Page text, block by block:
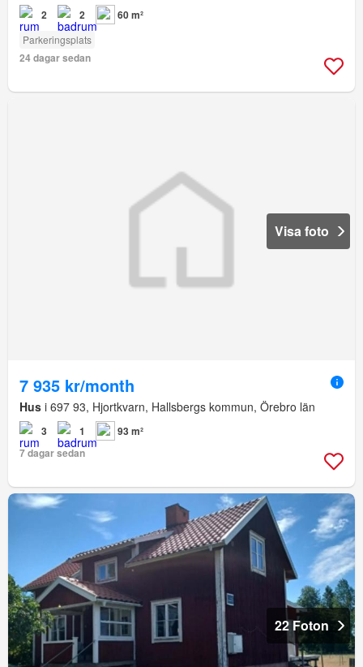
2 2 60 m²
Parkeringsplats
24 dagar sedan
Visa foto
7 935 kr/month
Hus i 697 93, Hjortkvarn, Hallsbergs kommun, Örebro län
3 1
93 m²
7 dagar sedan
22 Foton